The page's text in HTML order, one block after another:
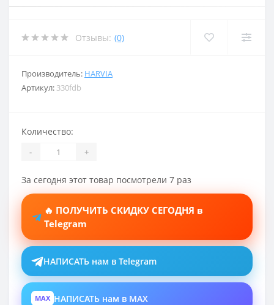
Отзывы: (0)
Производитель: HARVIA
Артикул: 330fdb
Количество:
- +
За сегодня этот товар посмотрели 7 раз
🔥 ПОЛУЧИТЬ СКИДКУ СЕГОДНЯ в
Telegram
НАПИСАТЬ нам в Telegram
MAX НАПИСАТЬ нам в MAX